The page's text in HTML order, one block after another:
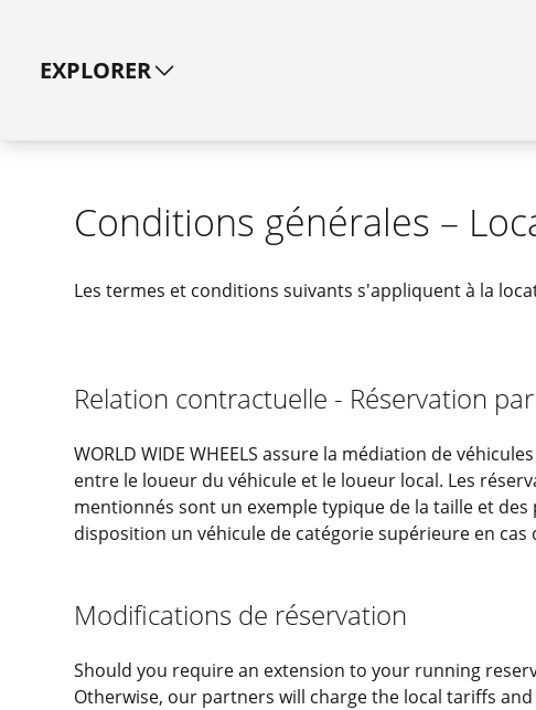
EXPLORER
Conditions générales –
Les termes et conditions suivants s'appliquent à la
Relation contractuelle - Réservation
WORLD WIDE WHEELS assure la médiation de
entre le loueur du véhicule et le loueur local. Les
mentionnés sont un exemple typique de la taille et
disposition un véhicule de catégorie supérieure en
Modifications de réservation
Should you require an extension to your running
Otherwise, our partners will charge the local tariffs